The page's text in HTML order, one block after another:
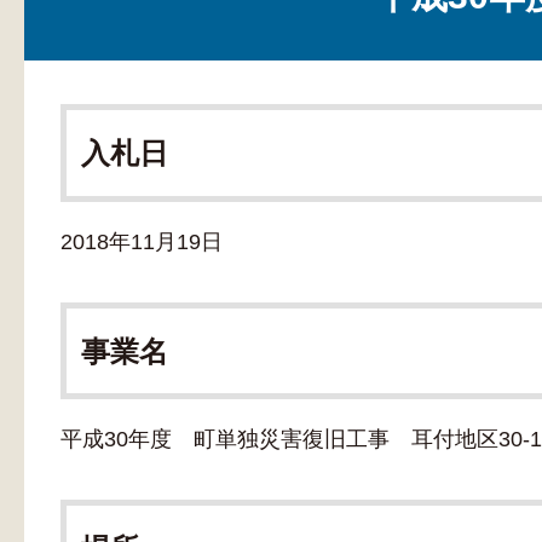
入札日
2018年11月19日
事業名
平成30年度 町単独災害復旧工事 耳付地区30-